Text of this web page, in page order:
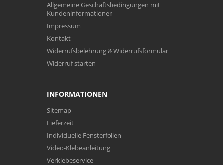
Allgemeine Geschäftsbedingungen mit
Kundeninformationen
Impressum
Kontakt
Widerrufsbelehrung & Widerrufsformular
Widerruf starten
INFORMATIONEN
Sitemap
Lieferzeit
Individuelle Fensterfolien
Video-Klebeanleitung
Verklebeservice